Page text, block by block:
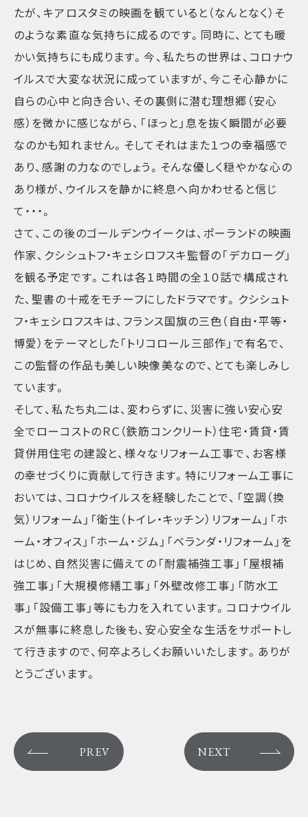
たが、キアロスタミの映画を観ていると（なんとなく）そ
のような素直な気持ちに成るのです。同時に、とても暖
かい気持ちにも成ります。今、私たちの世界は、コロナウ
イルスで大変な状況に成っていますが、今こそ心静かに
自らの心中と向き合い、その裏側に潜む理想郷（安心
感）を微かに感じながら、「ほっと」息を抜く瞬間が必要
なのかも知れません。そしてそれはまた１つの幸福感で
あり、感謝の力なのでしょう。そんな優しく穏やかな心の
あり様が、ウイルスを静かに終息へ向かわせると信じ
て・・・。
さて、この後のゴールデンウイークは、ポーランドの映画
作家、クシシュトフ・キェシロフスキ監督の「デカローグ」
を観る予定です。これは各１時間の全１０話で構成され
た、聖書の十戒をモチーフにしたドラマです。クシシュト
フ・キェシロフスキは、フランス国旗の三色（自由・平等・
博愛）をテーマとした「トリコロール三部作」で有名で、
この監督の作品も美しい映像美なので、とても楽しみし
ています。
そして、私たち丸二は、変わらずに、災害に強い安心安
全でローコストのＲＣ（鉄筋コンクリート）住宅・賃貸・賃
貸併用住宅の建設と、様々なリフォーム工事で、お客様
の幸せづくりに貢献して行きます。特にリフォーム工事に
おいては、コロナウイルスを経験したことで、「空調（換
気）リフォーム」「衛生（トイレ・キッチン）リフォーム」「ホ
ーム・オフィス」「ホーム・ジム」「ベランダ・リフォーム」を
はじめ、自然災害に備えての「耐震補強工事」「屋根補
強工事」「大規模修繕工事」「外壁改修工事」「防水工
事」「設備工事」等にも力を入れています。コロナウイル
スが無事に終息した後も、安心安全な生活をサポートし
て行きますので、何卒よろしくお願いいたします。ありが
とうございます。
PREV NEXT